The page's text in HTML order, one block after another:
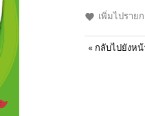
เพิ่มไปราย
« กลับไปยังห